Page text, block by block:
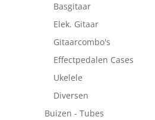
Basgitaar
Elek. Gitaar
Gitaarcombo's
Effectpedalen Cases
Ukelele
Diversen
Buizen - Tubes